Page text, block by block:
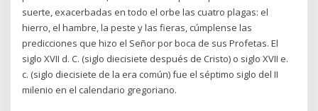
suerte, exacerbadas en todo el orbe las cuatro plagas: el
hierro, el hambre, la peste y las fieras, cúmplense las
predicciones que hizo el Señor por boca de sus Profetas. El
siglo XVII d. C. (siglo diecisiete después de Cristo) o siglo XVII e.
c. (siglo diecisiete de la era común) fue el séptimo siglo del II
milenio en el calendario gregoriano.